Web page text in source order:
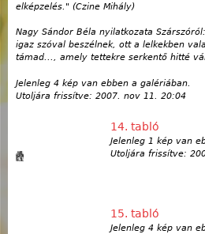
elképzelés." (Czine Mihály)
Nagy Sándor Béla nyilatkozata
igaz szóval beszélnek, ott a lelkekben
támad..., amely tettekre serkentő hitté
Jelenleg 4 kép van ebben a galériában.
Utoljára frissítve: 2007. nov 11. 20:04
14. tabló
Jelenleg 1 kép van
Utoljára frissítve:
15. tabló
Jelenleg 4 kép van